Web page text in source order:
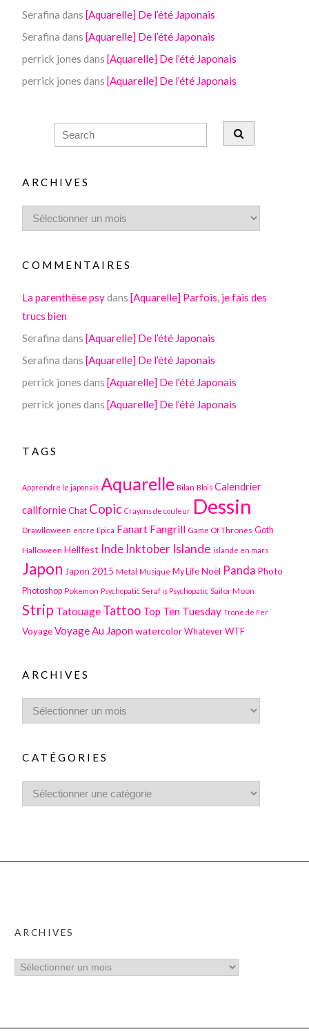
Serafina dans[Aquarelle] De l’été Japonais
Serafina dans[Aquarelle] De l’été Japonais
perrick jones dans[Aquarelle] De l’été Japonais
perrick jones dans[Aquarelle] De l’été Japonais
ARCHIVES
COMMENTAIRES
La parenthèse psydans[Aquarelle] Parfois, je fais des
trucs bien
Serafina dans[Aquarelle] De l’été Japonais
Serafina dans[Aquarelle] De l’été Japonais
perrick jones dans[Aquarelle] De l’été Japonais
perrick jones dans[Aquarelle] De l’été Japonais
TAGS
Apprendre le japonais Aquarelle Bilan Blois Calendrier
californie Chat Copic Crayons de couleur Dessin
Drawlloween encre Epica Fanart Fangrill Game Of Thrones Goth
Halloween Hellfest Inde Inktober Islande islande en mars
Japon Japon 2015 Metal Musique My Life Noël Panda Photo
Photoshop Pokemon Psychopatic Seraf is Psychopatic Sailor Moon
Strip Tatouage Tattoo Top Ten Tuesday Trone de Fer
Voyage Voyage Au Japon watercolor Whatever WTF
ARCHIVES
CATÉGORIES
ARCHIVES